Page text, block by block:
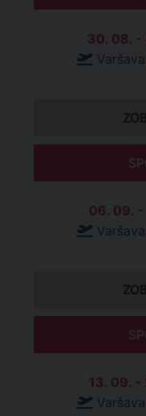
30. 08. -
Varšava
06. 09.
Varšava
13. 09.
Varšava